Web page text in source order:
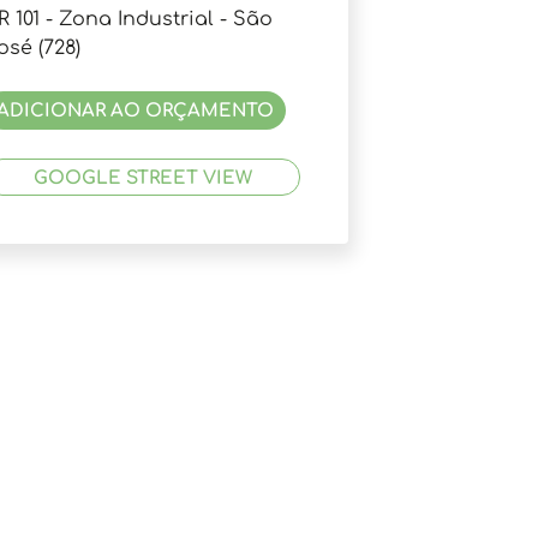
101 - Zona Industrial - São
(728)
AO ORÇAMENTO
GOOGLE STREET VIEW